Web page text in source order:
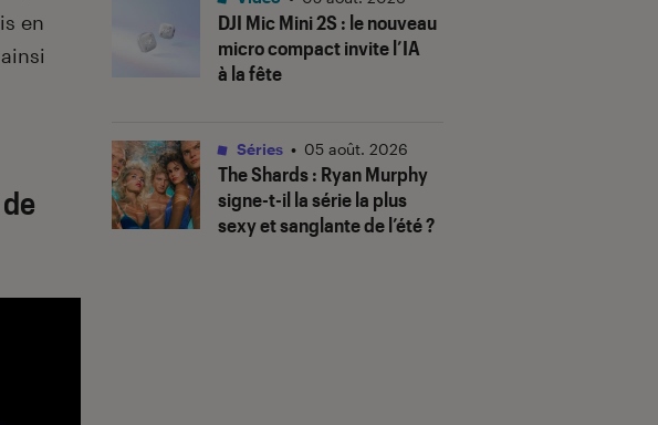
en
DJI Mic Mini 2S : le nouveau
micro compact invite l’IA
à la fête
The Shards: Ryan Murphy
signe-t-il la série la plus
sexy et sanglante de l’été ?
Séries • 05 août. 2026